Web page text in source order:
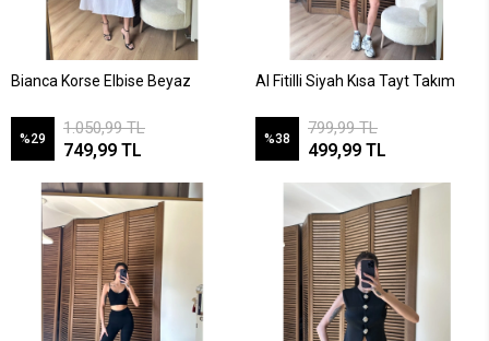
Bianca Korse Elbise Beyaz
%29
1.050,99 TL
749,99 TL
Al Fitilli Siyah Kısa Tayt Takım
%38
799,99 TL
499,99 TL